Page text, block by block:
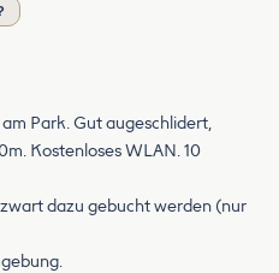
Park. Gut augeschlidert,
Kostenloses WLAN. 10
dazu gebucht werden (nur